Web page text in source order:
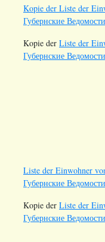
Kopie der Liste der
Губернские
Kopie der Liste der
Губернские
Liste der Einwohner
Губернские
Kopie der Liste der
Губернские